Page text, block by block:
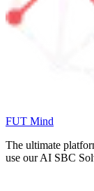
FUT Mind
The ultimate
use our AI SBC